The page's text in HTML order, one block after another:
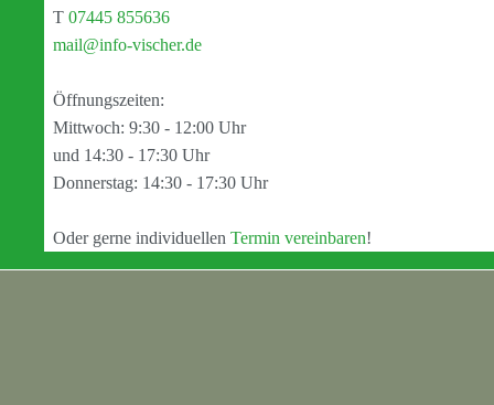
T 07445 855636
mail@info-vischer.de
Öffnungszeiten:
Mittwoch: 9:30 - 12:00 Uhr
und 14:30 - 17:30 Uhr
Donnerstag: 14:30 - 17:30 Uhr
Oder gerne individuellen Termin vereinbaren!